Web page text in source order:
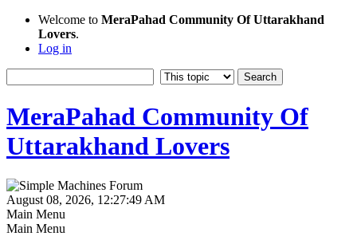
Welcome to MeraPahad Community Of Uttarakhand
Lovers.
Log in
MeraPahad Community Of
Uttarakhand Lovers
August 08, 2026, 12:27:49 AM
Main Menu
Main Menu